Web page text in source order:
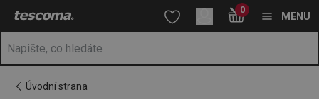
Nacházíte se na stránce Drobné kuchyňské vybavení – náčiní a
Přejít na hlavní obsah
Přejít na vyhledávání
Přejít na navigaci 0
MENU
Úvodní strana